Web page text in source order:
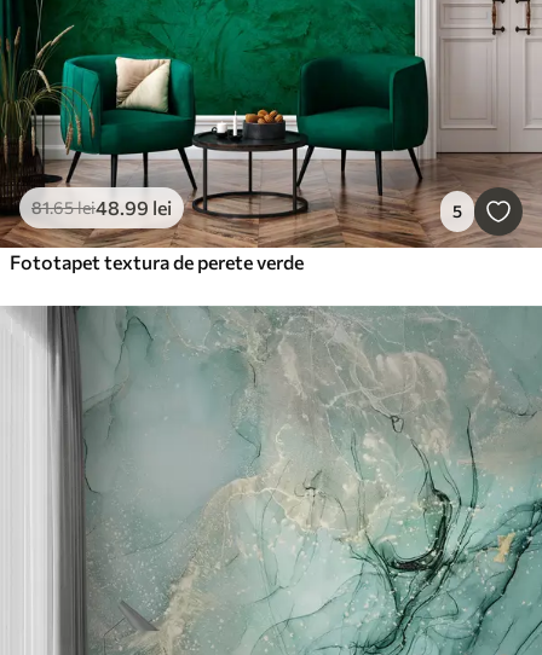
81.65lei48.99 lei 5
Fototapet textura de perete verde